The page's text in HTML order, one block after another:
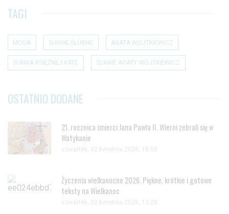
TAGI
MODA SUKNIE ŚLUBNE AGATA WOJTKIEWICZ
SUKNIA KSIĘŻNEJ KATE SUKNIE AGATY WOJTKIEWICZ
OSTATNIO DODANE
21. rocznica śmierci Jana Pawła II. Wierni zebrali się w
Watykanie
czwartek, 02 kwietnia 2026, 18:08
Życzenia wielkanocne 2026. Piękne, krótkie i gotowe
teksty na Wielkanoc
czwartek, 02 kwietnia 2026, 13:28